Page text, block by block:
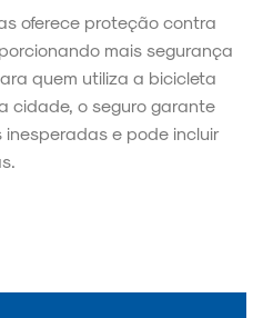
oferece proteção contra
mais segurança
quem utiliza a bicicleta
cidade, o seguro garante
e pode incluir